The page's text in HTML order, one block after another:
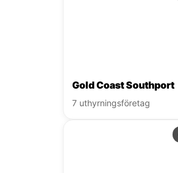
Gold Coast Southport
7 uthyrningsföretag